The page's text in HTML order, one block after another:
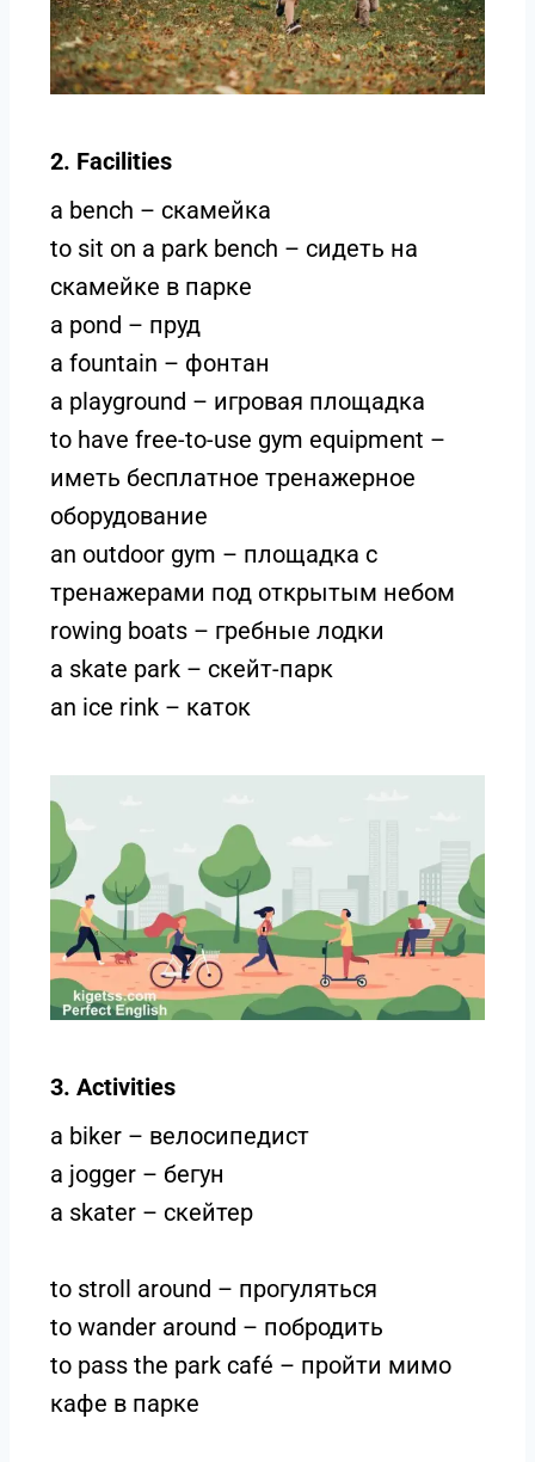
2. Facilities
a bench – скамейка
to sit on a park bench – сидеть на
скамейке в парке
a pond – пруд
a fountain – фонтан
a playground – игровая площадка
to have free-to-use gym equipment –
иметь бесплатное тренажерное
оборудование
an outdoor gym – площадка с
тренажерами под открытым небом
rowing boats – гребные лодки
a skate park – скейт-парк
an ice rink – каток
3. Activities
a biker – велосипедист
a jogger – бегун
a skater – скейтер
to stroll around – прогуляться
to wander around – побродить
to pass the park café – пройти мимо
кафе в парке